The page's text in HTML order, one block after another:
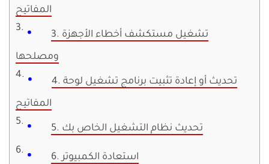
المفاتيح
3. تشغيل مستكشف أخطاء الأجهزة
ومصلحها
4. تحديث أو إعادة تثبيت برنامج تشغيل لوحة
المفاتيح
5. تحديث نظام التشغيل الخاص بك
6. استعادة الكمبيوتر